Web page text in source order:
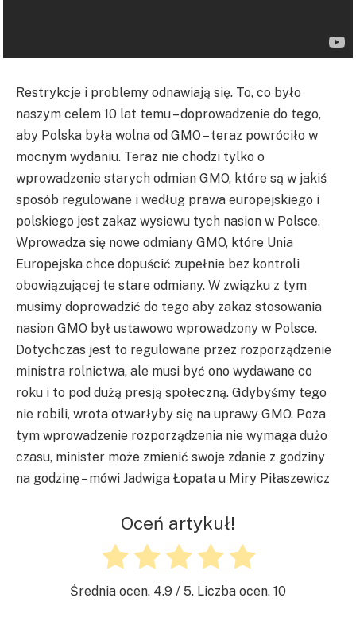
Restrykcje i problemy odnawiają się. To, co było
naszym celem 10 lat temu – doprowadzenie do tego,
aby Polska była wolna od GMO – teraz powróciło w
mocnym wydaniu. Teraz nie chodzi tylko o
wprowadzenie starych odmian GMO, które są w jakiś
sposób regulowane i według prawa europejskiego i
polskiego jest zakaz wysiewu tych nasion w Polsce.
Wprowadza się nowe odmiany GMO, które Unia
Europejska chce dopuścić zupełnie bez kontroli
obowiązującej te stare odmiany. W związku z tym
musimy doprowadzić do tego aby zakaz stosowania
nasion GMO był ustawowo wprowadzony w Polsce.
Dotychczas jest to regulowane przez rozporządzenie
ministra rolnictwa, ale musi być ono wydawane co
roku i to pod dużą presją społeczną. Gdybyśmy tego
nie robili, wrota otwarłyby się na uprawy GMO. Poza
tym wprowadzenie rozporządzenia nie wymaga dużo
czasu, minister może zmienić swoje zdanie z godziny
na godzinę – mówi Jadwiga Łopata u Miry Piłaszewicz
Oceń artykuł!
Średnia ocen. 4.9 / 5. Liczba ocen. 10